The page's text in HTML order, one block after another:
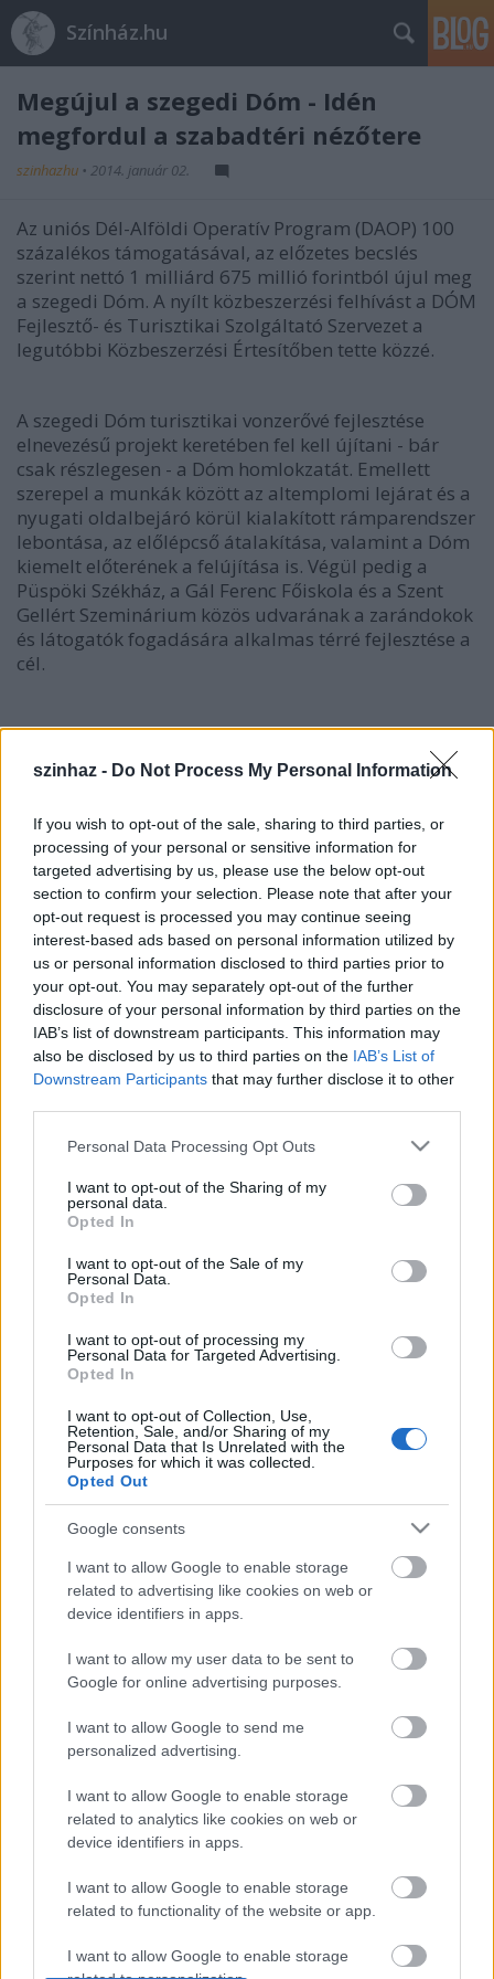
szinhaz - Do Not Process My Personal Information
If you wish to opt-out of the sale, sharing to third parties, or
processing of your personal or sensitive information for
targeted advertising by us, please use the below opt-out
section to confirm your selection. Please note that after your
opt-out request is processed you may continue seeing
interest-based ads based on personal information utilized by
us or personal information disclosed to third parties prior to
your opt-out. You may separately opt-out of the further
disclosure of your personal information by third parties on the
IAB’s list of downstream participants. This information may
also be disclosed by us to third parties on the IAB’s List of
Downstream Participants that may further disclose it to other
Please note that this website/app uses one or more Google
not limited to your visit or usage behaviour. You may click to
grant or deny consent to Google and its third-party tags to
use your data for below specified purposes in below Google
consent section.
Personal Data Processing Opt Outs
I want to opt-out of the Sharing of my
personal data.
Opted In
I want to opt-out of the Sale of my
Personal Data.
Opted In
I want to opt-out of processing my
Personal Data for Targeted Advertising.
Opted In
I want to opt-out of Collection, Use,
Retention, Sale, and/or Sharing of my
Personal Data that Is Unrelated with the
Purposes for which it was collected.
Opted Out
Google consents
I want to allow Google to enable storage
related to advertising like cookies on web or
device identifiers in apps.
I want to allow my user data to be sent to
Google for online advertising purposes.
I want to allow Google to send me
personalized advertising.
I want to allow Google to enable storage
related to analytics like cookies on web or
device identifiers in apps.
I want to allow Google to enable storage
related to functionality of the website or app.
I want to allow Google to enable storage
Színház.hu
Megújul a szegedi Dóm - Idén
megfordul a szabadtéri nézőtere
szinhazhu • 2014. január 02.
Az uniós Dél-Alföldi Operatív Program (DAOP) 100
százalékos támogatásával, az előzetes becslés
szerint nettó 1 milliárd 675 millió forintból újul meg
a szegedi Dóm. A nyílt közbeszerzési felhívást a DÓM
Fejlesztő- és Turisztikai Szolgáltató Szervezet a
legutóbbi Közbeszerzési Értesítőben tette közzé.
A szegedi Dóm turisztikai vonzerővé fejlesztése
elnevezésű projekt keretében fel kell újítani - bár
csak részlegesen - a Dóm homlokzatát. Emellett
szerepel a munkák között az altemplomi lejárat és a
nyugati oldalbejáró körül kialakított rámparendszer
lebontása, az előlépcső átalakítása, valamint a Dóm
kiemelt előterének a felújítása is. Végül pedig a
Püspöki Székház, a Gál Ferenc Főiskola és a Szent
Gellért Szeminárium közös udvarának a zarándokok
és látogatók fogadására alkalmas térré fejlesztése a
cél.
Fotó: pixelfoto.hu
az elmúlt 5 évből egy legalább nettó 500 millió
forintos műemlék-felújítást, és egy legalább nettó 1
milliárdos nem lakó- vagy ipari épület felújítását. Az
ajánlattételi határidő: február 7. Az összességében
kivitelezés ára 93, míg az előteljesítés 7
súlyszámmal szerepel az értékelésben.
A rekonstrukció érinti a Szegedi Szabadtéri Játékokat
színpadot pedig a Dóm tér órateraszán állítják föl.
"A nézőtér megfordításával optimális és jó
megoldást sikerült találni, ez az ötlet a játékok 1931-
es induláskor is felmerült. Az új színpad kialakítását
beruházása teszi lehetővé. A Szegedi Szabadtéri
Játékok a jelenleg használatos legkorszerűbb
színpadtechnikát vásárolja meg, új mobilszínpadot
állítanak föl a Dóm téren, amelynek gyűrűs forgója
még tavaly ősszel a részletekrőlHerczeg Tamás
fesztivál igazgatója.